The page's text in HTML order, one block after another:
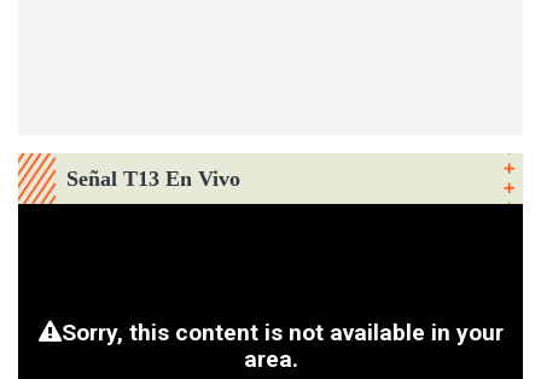
Señal T13 En Vivo